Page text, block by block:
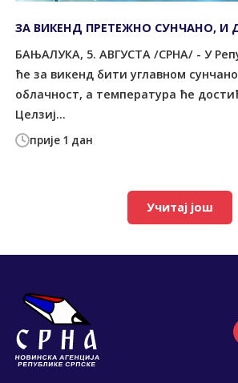
прије 1 дан
ЗА ВИКЕНД ПРЕТЕЖНО СУНЧАНО, И
БАЊАЛУКА, 5. АВГУСТА /СРНА/ - У
ће за викенд бити углавном
облачност, а температура ће
Целзиј...
Учитај још